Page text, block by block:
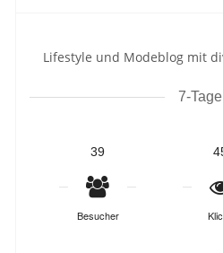
Lifestyle und Modeblog mit
7-
39
Besucher